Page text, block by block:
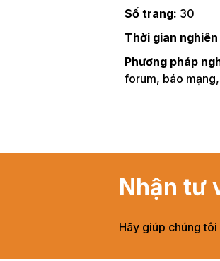
Số trang: 30
Thời gian
Phương pháp
forum, báo
Nhận tư
Hãy giúp chúng